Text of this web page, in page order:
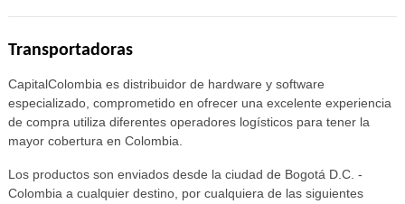
Transportadoras
CapitalColombia es distribuidor de hardware y software
especializado, comprometido en ofrecer una excelente experiencia
de compra utiliza diferentes operadores logísticos para tener la
mayor cobertura en Colombia.
Los productos son enviados desde la ciudad de Bogotá D.C. -
Colombia a cualquier destino, por cualquiera de las siguientes